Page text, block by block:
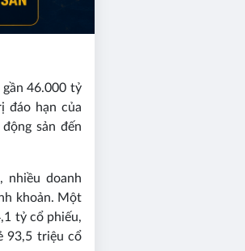
46.000 tỷ
đáo hạn của
sản đến
nhiều doanh
khoản. Một
tỷ cổ phiếu,
93,5 triệu cổ